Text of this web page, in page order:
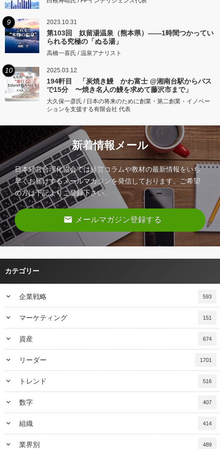
9 2023.10.31
第103回 奴留湯温泉（熊本県）――1時間つかってい
られる究極の「ぬる湯」
高橋一喜氏 / 温泉アナリスト
10 2025.03.12
194軒目 「炭焼き鰻 かわ富士 @湘南台駅からバス
で15分 〜焼き名人の鰻を求めて藤沢市まで」
大久保一彦氏 / 日本の将来のために創業・第二創業・イノベー
ションを支援する有限会社 代表
新着情報メール
日本経営合理化協会では経営コラムや教材の最新情報をいち
早くお届けするメールマガジンを発信しております。ご希望
の方は下記よりご登録下さい。
email メールマガジン登録する
カテゴリー
keyboard_arrow_down 企業戦略 593
keyboard_arrow_down マーケティング 151
keyboard_arrow_down 資産 674
keyboard_arrow_down リーダー 1701
keyboard_arrow_down トレンド 516
keyboard_arrow_down 数字 407
keyboard_arrow_down 組織 414
keyboard_arrow_down 業界別 489